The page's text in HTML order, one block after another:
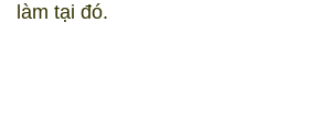
làm tại đó.